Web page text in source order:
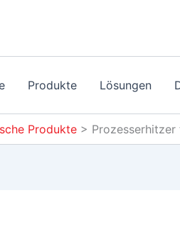
Produkte Lösungen
Produkte >